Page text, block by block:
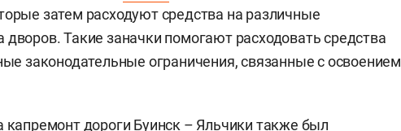
затем расходуют средства на различные
Такие заначки помогают расходовать средства
законодательные ограничения, связанные с освоением
дороги Буинск – Яльчики также был